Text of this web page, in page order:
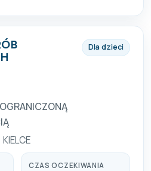
Dla dzieci
CZAS OCZEKIWANIA